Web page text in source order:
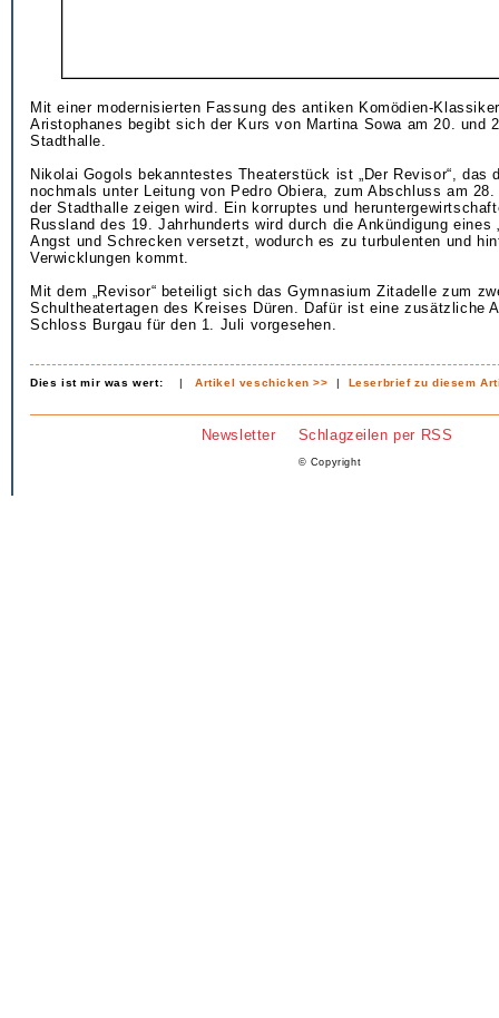
Mit einer modernisierten Fassung des antiken Komödien-
Aristophanes begibt sich der Kurs von Martina Sowa am 20. und
Stadthalle.
Nikolai Gogols bekanntestes Theaterstück ist „Der Revisor“, das
nochmals unter Leitung von Pedro Obiera, zum Abschluss am
der Stadthalle zeigen wird. Ein korruptes und
Russland des 19. Jahrhunderts wird durch die Ankündigung eines
Angst und Schrecken versetzt, wodurch es zu turbulenten und
Verwicklungen kommt.
Mit dem „Revisor“ beteiligt sich das Gymnasium Zitadelle zum
Schultheatertagen des Kreises Düren. Dafür ist eine zusätzliche
Schloss Burgau für den 1. Juli vorgesehen.
Dies ist mir was wert: |Artikel veschicken >> | Leserbrief zu diesem
Newsletter Schlagzeilen per RSS
© Copyright